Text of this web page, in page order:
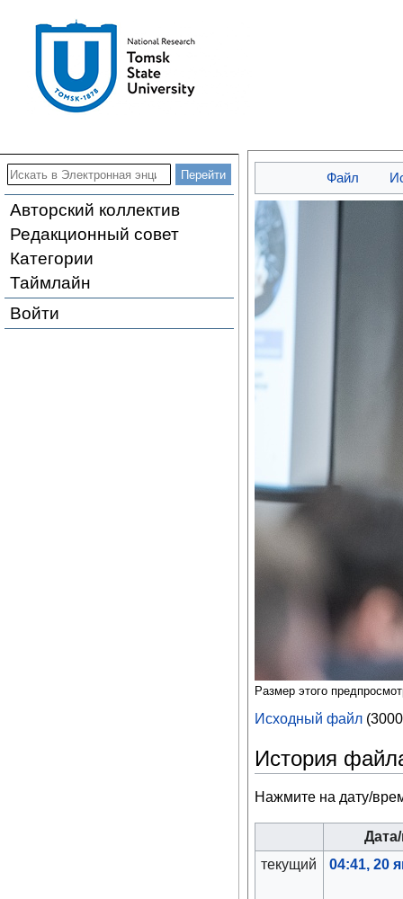
Авторский коллектив
Редакционный совет
Категории
Таймлайн
Войти
Файл
Размер этого
Исходный файл‎
История
Нажмите на дату/
текущий
04:41, 20